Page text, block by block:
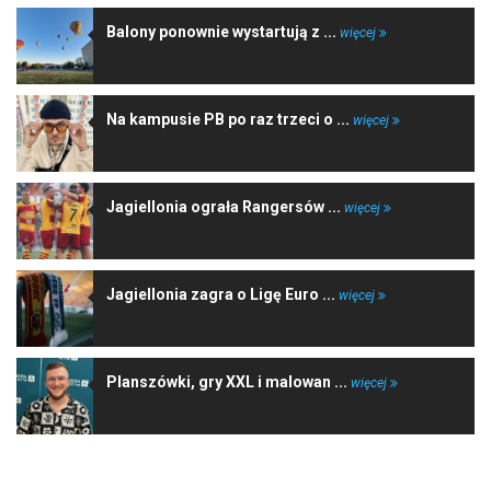
Balony ponownie wystartują z ... więcej
Na kampusie PB po raz trzeci o ... więcej
Jagiellonia ograła Rangersów ... więcej
Jagiellonia zagra o Ligę Euro ... więcej
Planszówki, gry XXL i malowan ... więcej